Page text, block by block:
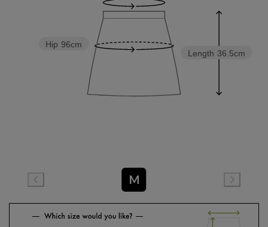
Length 36.5cm
Hip 96cm
M